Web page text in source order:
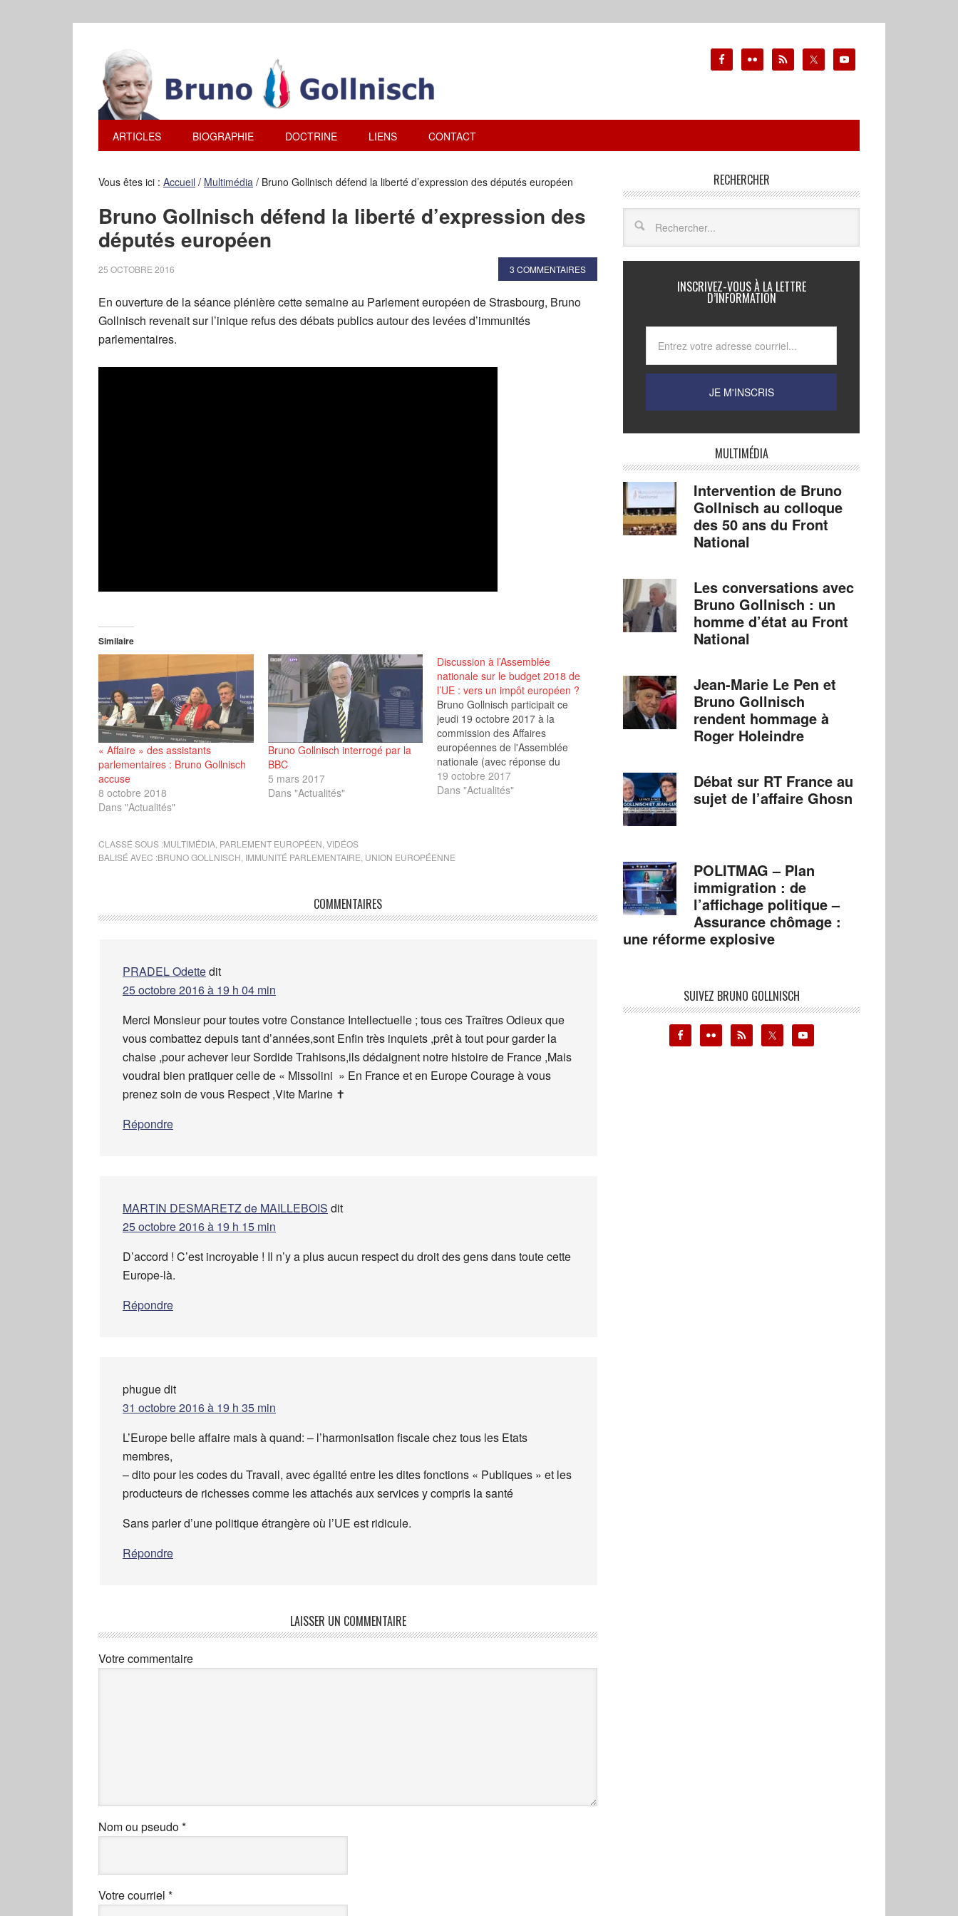
ARTICLES BIOGRAPHIE DOCTRINE LIENS CONTACT
Vous êtes ici : Accueil / Multimédia / Bruno Gollnisch défend la liberté d’expression des députés européen
Bruno Gollnisch défend la liberté d’expression des
députés européen
25 OCTOBRE 2016 3 COMMENTAIRES
En ouverture de la séance plénière cette semaine au Parlement européen de Strasbourg, Bruno
Gollnisch revenait sur l’inique refus des débats publics autour des levées d’immunités
parlementaires.
Similaire
« Affaire » des assistants
parlementaires : Bruno Gollnisch
accuse
8 octobre 2018
Dans "Actualités"
Bruno Gollnisch interrogé par la
BBC
5 mars 2017
Dans "Actualités"
Discussion à l’Assemblée
nationale sur le budget 2018 de
l’UE : vers un impôt européen ?
Bruno Gollnisch participait ce
jeudi 19 octobre 2017 à la
commission des Affaires
européennes de l'Assemblée
nationale (avec réponse du
président).
19 octobre 2017
Dans "Actualités"
CLASSÉ SOUS :MULTIMÉDIA PARLEMENT EUROPÉEN VIDÉOS
BALISÉ AVEC :BRUNO GOLLNISCH IMMUNITÉ PARLEMENTAIRE UNION EUROPÉENNE
COMMENTAIRES
PRADEL Odettedit
25 octobre 2016 à 19 h 04 min
Merci Monsieur pour toutes votre Constance Intellectuelle ; tous ces Traîtres Odieux que
vous combattez depuis tant d’années,sont Enfin très inquiets ,prêt à tout pour garder la
chaise ,pour achever leur Sordide Trahisons,ils dédaignent notre histoire de France ,Mais
voudrai bien pratiquer celle de « Missolini » En France et en Europe Courage à vous
prenez soin de vous Respect ,Vite Marine ✝️
Répondre
MARTIN DESMARETZ de MAILLEBOIS dit
25 octobre 2016 à 19 h 15 min
D’accord ! C’est incroyable ! Il n’y a plus aucun respect du droit des gens dans toute cette
Europe-là.
Répondre
phuguedit
31 octobre 2016 à 19 h 35 min
L’Europe belle affaire mais à quand: – l’harmonisation fiscale chez tous les Etats
membres,
– dito pour les codes du Travail, avec égalité entre les dites fonctions « Publiques » et les
producteurs de richesses comme les attachés aux services y compris la santé
Sans parler d’une politique étrangère où l’UE est ridicule.
Répondre
LAISSER UN COMMENTAIRE
Votre commentaire
Nom ou pseudo*
Votre courriel *
RECHERCHER
INSCRIVEZ-VOUS À LA LETTRE
D’INFORMATION
MULTIMÉDIA
Intervention de Bruno
Gollnisch au colloque
des 50 ans du Front
National
Les conversations avec
Bruno Gollnisch : un
homme d’état au Front
National
Jean-Marie Le Pen et
Bruno Gollnisch
rendent hommage à
Roger Holeindre
Débat sur RT France au
sujet de l’affaire Ghosn
POLITMAG – Plan
immigration : de
l’affichage politique –
Assurance chômage :
une réforme explosive
SUIVEZ BRUNO GOLLNISCH